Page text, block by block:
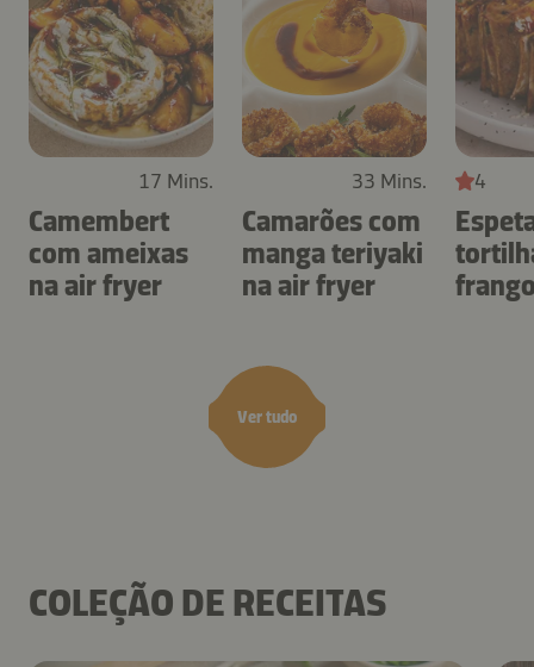
Ver tudo
17 Mins.
Camembert
com ameixas
na air fryer
33 Mins.
Camarões com
manga teriyaki
na air fryer
4
COLEÇÃO DE RECEITAS